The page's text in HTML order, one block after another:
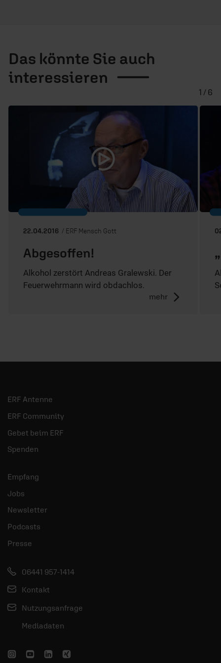
Das könnte Sie auch
interessieren
22.04.2016 / ERF Mensch Gott
Abgesoffen!
Alkohol zerstört Andreas Gralewski. Der
Feuerwehrmann wird obdachlos.
mehr
1 / 6
ERF Antenne
ERF Community
Gebet beim ERF
Spenden
Empfang
Jobs
Newsletter
Podcasts
Presse
06441 957-1414
Kontakt
Nutzungsanfrage
Mediadaten